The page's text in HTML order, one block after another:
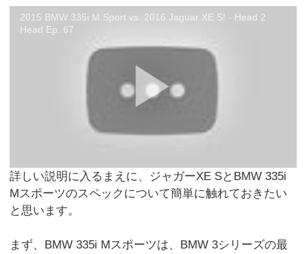
2015 BMW 335i M Sport vs. 2016 Jaguar XE S! - Head 2
Head Ep. 67
詳しい説明に入るまえに、ジャガーXE SとBMW 335i
Mスポーツのスペックについて簡単に触れておきたい
と思います。
まず、BMW 335i Mスポーツは、BMW 3シリーズの最